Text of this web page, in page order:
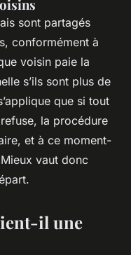
sont partagés
conformément à
voisin paie la
s’ils sont plus de
que si tout
refuse, la procédure
et à ce moment-
vaut donc
il une